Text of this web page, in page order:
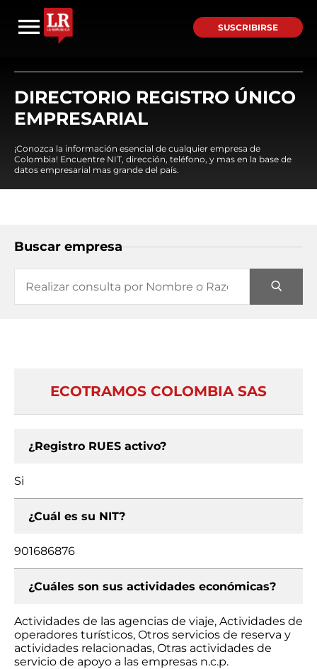
SUSCRIBIRSE
DIRECTORIO REGISTRO ÚNICO
EMPRESARIAL
¡Conozca la información esencial de cualquier empresa de
Colombia! Encuentre NIT, dirección, teléfono, y mas en la base de
datos empresarial mas grande del país.
Buscar empresa
ECOTRAMOS COLOMBIA SAS
¿Registro RUES activo?
Si
¿Cuál es su NIT?
901686876
¿Cuáles son sus actividades económicas?
Actividades de las agencias de viaje, Actividades de
operadores turísticos, Otros servicios de reserva y
actividades relacionadas, Otras actividades de
servicio de apoyo a las empresas n.c.p.